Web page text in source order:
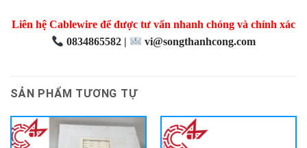
Liên hệ Cablewire để được tư vấn nhanh chóng và chính xác
0834865582 |
vi@songthanhcong.com
SẢN PHẨM TƯƠNG TỰ